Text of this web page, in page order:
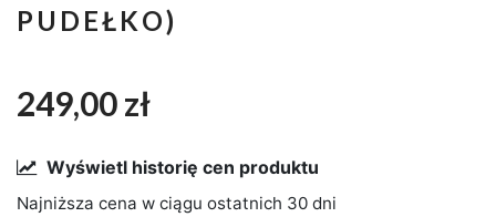
PUDEŁKO)
249,00 zł
Wyświetl historię cen produktu
Najniższa cena w ciągu ostatnich 30 dni